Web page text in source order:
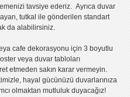
tavsiye ederiz. Ayrıca duvar
tutkal ile gönderilen standart
da alabilirsiniz.
cafe dekorasyonu için3 boyutlu
veya duvar tabloları
etmeden sakın karar vermeyin.
hayal gücünüzü duvarlarınıza
olmaktan mutluluk duyacağız!